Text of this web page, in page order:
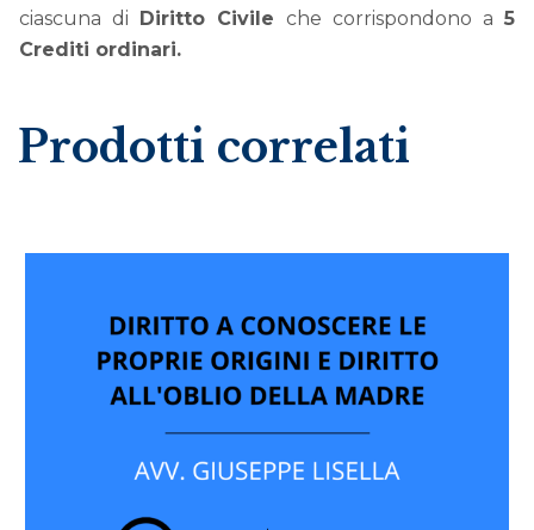
ciascuna di Diritto Civile che corrispondono a5
Crediti ordinari.
Prodotti correlati